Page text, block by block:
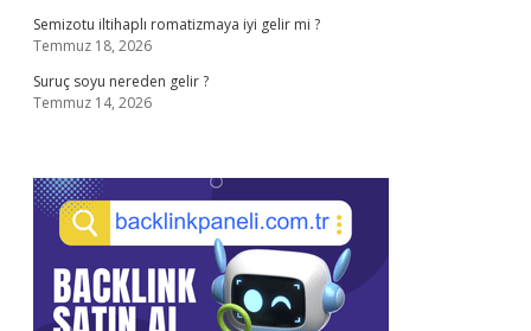
Semizotu iltihaplı romatizmaya iyi gelir mi ?
Temmuz 18, 2026
Suruç soyu nereden gelir ?
Temmuz 14, 2026